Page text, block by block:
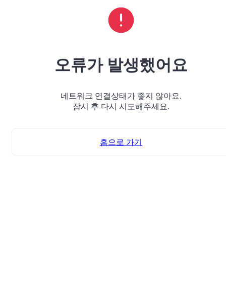
오류가 발생했어요
네트워크 연결상태가 좋지 않아요.
잠시 후 다시 시도해주세요.
홈으로 가기